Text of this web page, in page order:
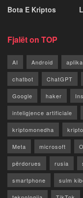
Bota E Kriptos
Fjalët on TOP
AI Android
chatbot ChatGPT
Google haker
inteligjence artificiale
kriptomonedha
Meta microsoft
përdorues rusia
smartphone sulm